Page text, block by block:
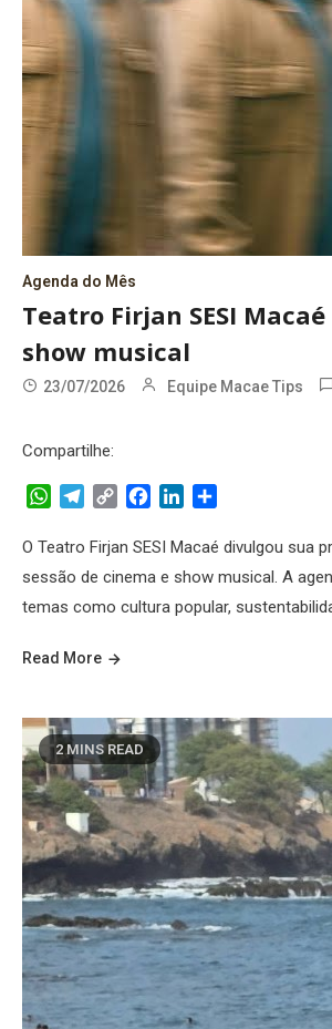
Agenda do Mês
Teatro Firjan SESI
show musical
23/07/2026 Equipe Macae Tips
Compartilhe:
WhatsApp
Telegram
Copy
FacebookLinkedIn
O Teatro Firjan SESI Macaé divulgou
sessão de cinema e show musical. A
temas como cultura popular,
Read More
2 MINS READ